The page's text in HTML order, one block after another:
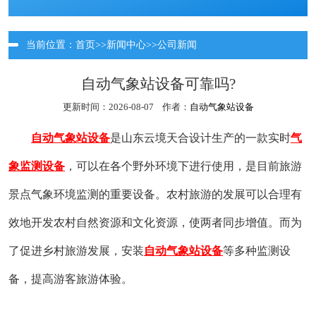
当前位置： 首页>>新闻中心>>公司新闻
自动气象站设备可靠吗?
更新时间：2026-08-07 作者： 自动气象站设备
自动气象站设备是山东云境天合设计生产的一款实时气
象监测设备 ，可以在各个野外环境下进行使用，是目前旅游
景点气象环境监测的重要设备。农村旅游的发展可以合理有
效地开发农村自然资源和文化资源，使两者同步增值。而为
了促进乡村旅游发展，安装自动气象站设备等多种监测设
备，提高游客旅游体验。